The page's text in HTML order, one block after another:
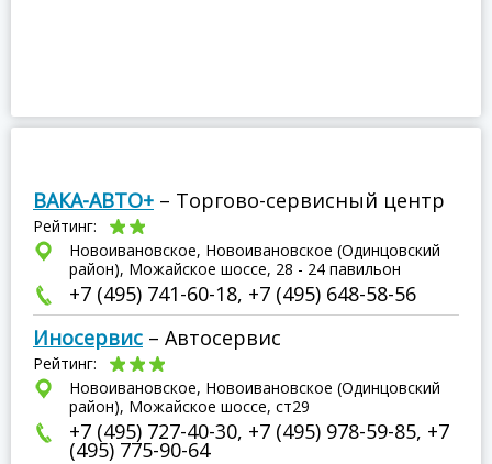
ВАКА-АВТО+ – Торгово-сервисный центр
Рейтинг:
Новоивановское, Новоивановское (Одинцовский
район), Можайское шоссе, 28 - 24 павильон
+7 (495) 741-60-18, +7 (495) 648-58-56
Иносервис – Автосервис
Рейтинг:
Новоивановское, Новоивановское (Одинцовский
район), Можайское шоссе, ст29
+7 (495) 727-40-30, +7 (495) 978-59-85, +7
(495) 775-90-64